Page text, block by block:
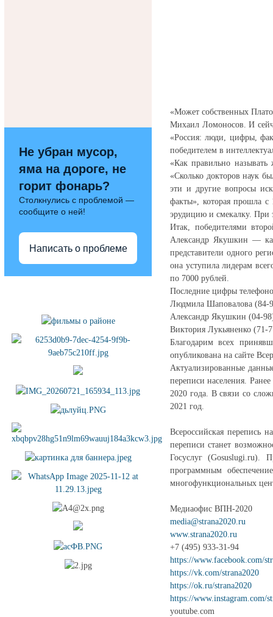
Не убран мусор,
яма на дороге, не
горит фонарь?
Столкнулись с проблемой —
сообщите о ней!
Написать о проблеме
«Может собственных
Михаил Ломоносов. И
«Россия: люди, цифры,
победителем в
«Как правильно называть
«Сколько докторов наук
эти и другие вопросы
факты», которая прошла
эрудицию и смекалку. При
Итак, победителями
Александр Якушкин —
представители одного
она уступила лидерам
по 7000 рублей.
Последние цифры
Людмила Шаповалова (84-
Александр Якушкин (04-
Виктория Лукьяненко (71-
Благодарим всех
опубликована на сайте
Актуализированные
переписи населения.
2020 года. В связи со
2021 год.
Всероссийская перепись
переписи станет
Госуслуг (Gosuslugi.ru).
программным
многофункциональных
Медиаофис ВПН-2020
media@strana2020.ru
www.strana2020.ru
+7 (495) 933-31-94
https://www.facebook.com/
https://vk.com/strana2020
https://ok.ru/strana2020
https://www.instagram.com/
youtube.com